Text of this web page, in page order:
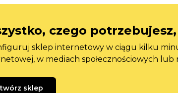
czego
sklep internetowy w ciągu kilku
w mediach społecznościowych lub
sklep